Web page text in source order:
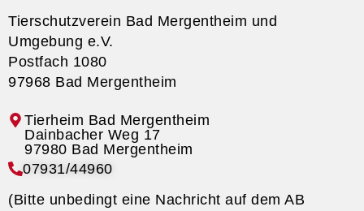
Tierschutzverein Bad Mergentheim und
Umgebung e.V.
Postfach 1080
97968 Bad Mergentheim
Tierheim Bad Mergentheim
07931/44960
(Bitte unbedingt eine Nachricht auf dem AB